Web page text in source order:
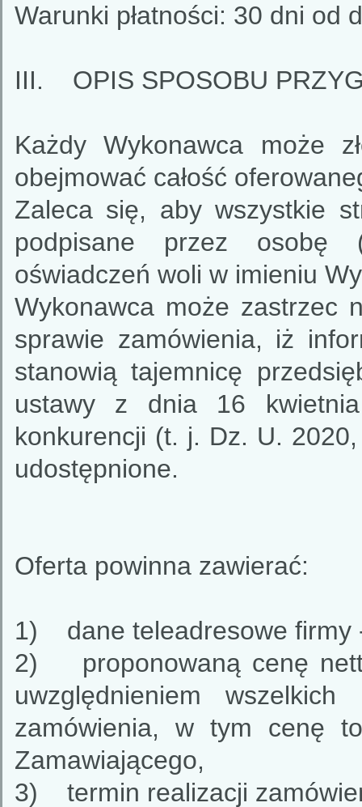
Warunki płatności: 30 dni od
III. OPIS SPOSOBU
Każdy Wykonawca może
obejmować całość
Zaleca się, aby wszystkie
podpisane przez osobę
oświadczeń woli w imieniu
Wykonawca może zastrzec
sprawie zamówienia, iż
stanowią tajemnicę
ustawy z dnia 16
konkurencji (t. j. Dz. U.
udostępnione.
Oferta powinna zawierać:
1) dane teleadresowe firmy
2) proponowaną cenę
uwzględnieniem
zamówienia, w tym cenę
Zamawiającego,
3) termin realizacji